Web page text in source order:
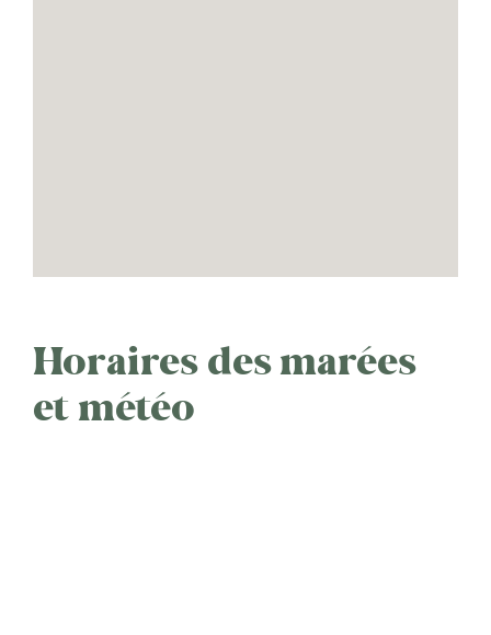
Horaires des marées
et météo